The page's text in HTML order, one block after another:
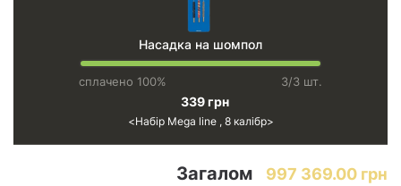
Насадка на шомпол
сплачено 100% 3/3 шт.
339 грн
Набір Mega line , 8 калібр
Загалом 997 369.00 грн